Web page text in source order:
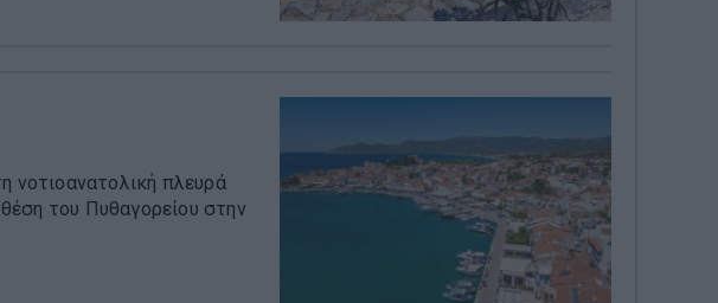
νοτιοανατολική πλευρά
του Πυθαγορείου στην